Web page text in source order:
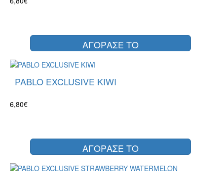
ΑΓΟΡΑΣΕ ΤΟ
PABLO EXCLUSIVE KIWI
6,80€
ΑΓΟΡΑΣΕ ΤΟ